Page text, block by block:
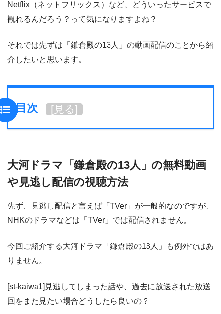
Netflix（ネットフリックス）など、どういったサービスで
観れるんだろう？って気になりますよね？
それでは先ずは「鎌倉殿の13人」の動画配信のことから紹
介したいと思います。
目次 [見る]
大河ドラマ「鎌倉殿の13人」の無料動画
や見逃し配信の視聴方法
先ず、見逃し配信と言えば「TVer」が一般的なのですが、
NHKのドラマなどは「TVer」では配信されません。
今回ご紹介する大河ドラマ「鎌倉殿の13人」も例外ではあ
りません。
[st-kaiwa1]見逃してしまった話や、過去に放送された放送
回をまた見たい場合どうしたら良いの？